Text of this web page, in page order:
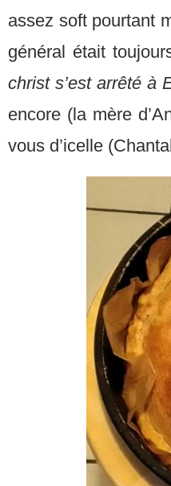
assez soft pourtant
général était
christ s’est arrêté à
encore (la mère
vous d’icelle